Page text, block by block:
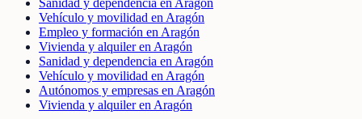
Sanidad y dependencia en Aragón
Vehículo y movilidad en Aragón
Empleo y formación en Aragón
Vivienda y alquiler en Aragón
Sanidad y dependencia en Aragón
Vehículo y movilidad en Aragón
Autónomos y empresas en Aragón
Vivienda y alquiler en Aragón